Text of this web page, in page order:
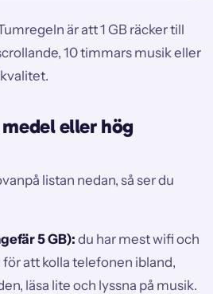
är att 1 GB räcker till
10 timmars musik eller
eller hög
listan nedan, så ser du
5 GB): du har mest wifi och
att kolla telefonen ibland,
läsa lite och lyssna på musik.